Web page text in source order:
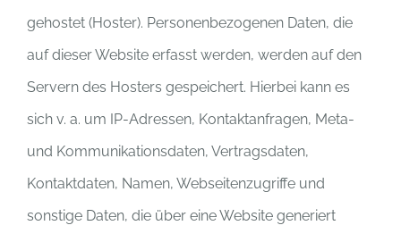
gehostet (Hoster). Personenbezogenen Daten, die
auf dieser Website erfasst werden, werden auf den
Servern des Hosters gespeichert. Hierbei kann es
sich v. a. um IP-Adressen, Kontaktanfragen, Meta-
und Kommunikationsdaten, Vertragsdaten,
Kontaktdaten, Namen, Webseitenzugriffe und
sonstige Daten, die über eine Website generiert